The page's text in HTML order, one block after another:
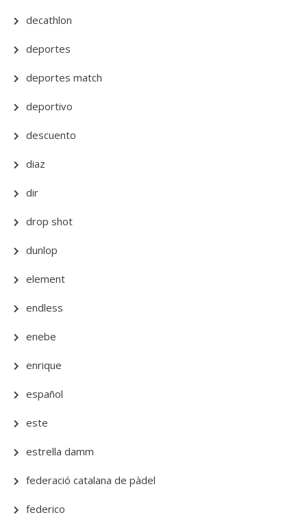
decathlon
deportes
deportes match
deportivo
descuento
diaz
dir
drop shot
dunlop
element
endless
enebe
enrique
español
este
estrella damm
federació catalana de pàdel
federico